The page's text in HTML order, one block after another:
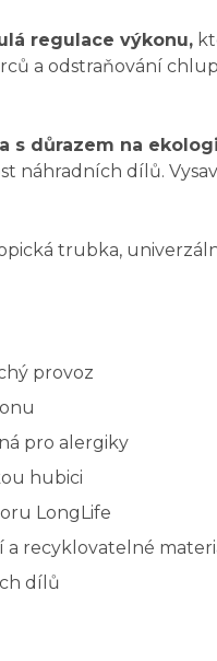
regulace výkonu,
a odstraňování
s důrazem na
náhradních dílů.
trubka,
provoz
pro alergiky
hubici
LongLife
a recyklovatelné
dílů